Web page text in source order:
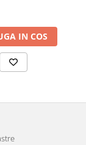
IN COS